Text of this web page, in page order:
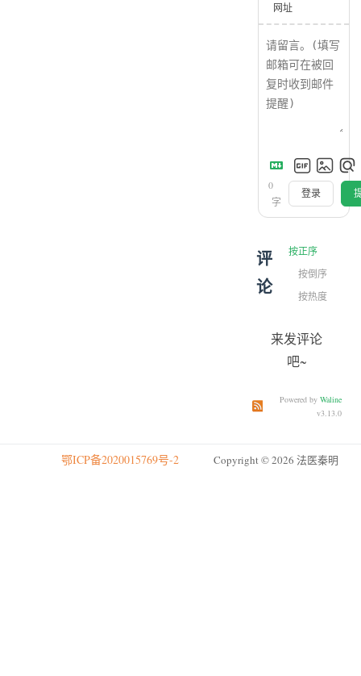
网址
0
字
登录
评
论
按正序
按倒序
按热度
来发评论
吧~
订阅本文评论 订阅本站
Powered by Waline
v3.13.0
鄂ICP备2020015769号-2 Copyright © 2026 法医秦明